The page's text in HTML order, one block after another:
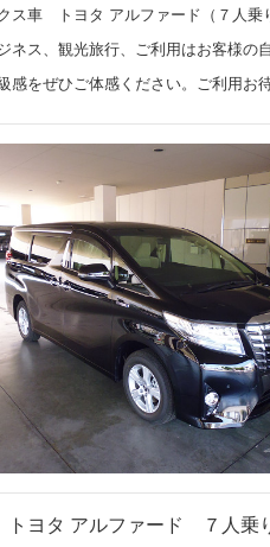
ス車 トヨタ アルファード（７人乗
ネス、観光旅行、ご利用はお客様の自
級感をぜひご体感くださ
トヨタ アルファード ７人乗